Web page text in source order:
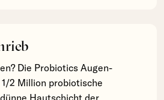
Die Probiotics Augen-
2 Million probiotische
Hautschicht der